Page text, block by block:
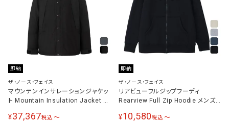
即納
ザ・ノース・フェイス
マウンテンインサレーションジャケッ
ト Mountain Insulation Jacket メ
¥37,367税込 〜
即納
ザ・ノース・フェイス
リアビューフルジップフーディ
Rearview Full Zip Hoodie メンズ
¥10,580税込 〜